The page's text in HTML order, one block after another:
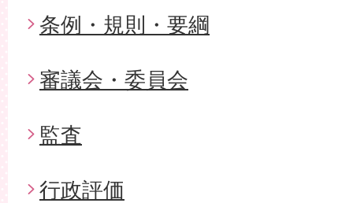
条例・規則・要綱
審議会・委員会
監査
行政評価